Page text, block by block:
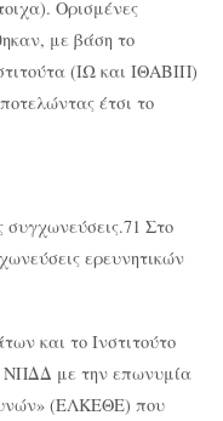
Ορισμένες
με βάση το
(ΙΩ και ΙΘΑΒΙΠ)
έτσι το
συγχωνεύσεις.71 Στο
ερευνητικών
και το Ινστιτούτο
ΝΠΔΔ με την επωνυμία
(ΕΛΚΕΘΕ) που